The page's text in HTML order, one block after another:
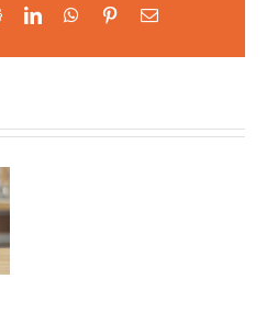
RedditLinkedInWhatsApp
PinterestEmail